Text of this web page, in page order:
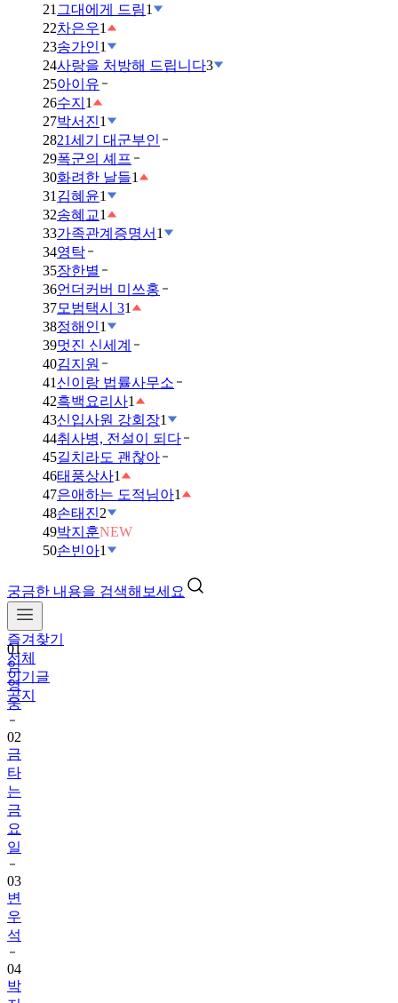
21 그대에게 드림1
22차은우1
23송가인1
24사랑을 처방해 드립니다3
25아이유
26수지 1
27박서진1
2821세기 대군부인
29폭군의 셰프
30화려한 날들1
31 김혜윤1
32송혜교1
33가족관계증명서 1
34영탁
35장한별
36언더커버 미쓰홍
37모범택시 31
38정해인1
39멋진 신세계
40김지원
41 신이랑 법률사무소
42흑백요리사1
43신입사원 강회장1
44취사병, 전설이 되다
45길치라도 괜찮아
46태풍상사1
47은애하는 도적님아1
48손태진2
49박지훈NEW
50손빈아1
궁금한 내용을 검색해보세요
즐겨찾기
전체
인기글
공지
01
임
영
웅
02
금
타
는
금
요
일
03
변
우
석
04
박